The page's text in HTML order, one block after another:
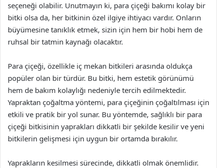
seçeneği olabilir. Unutmayın ki, para çiçeği bakımı kolay bir
bitki olsa da, her bitkinin özel ilgiye ihtiyacı vardır. Onların
büyümesine tanıklık etmek, sizin için hem bir hobi hem de
ruhsal bir tatmin kaynağı olacaktır.
Para çiçeği, özellikle iç mekan bitkileri arasında oldukça
popüler olan bir türdür. Bu bitki, hem estetik görünümü
hem de bakım kolaylığı nedeniyle tercih edilmektedir.
Yapraktan çoğaltma yöntemi, para çiçeğinin çoğaltılması için
etkili ve pratik bir yol sunar. Bu yöntemde, sağlıklı bir para
çiçeği bitkisinin yaprakları dikkatli bir şekilde kesilir ve yeni
bitkilerin gelişmesi için uygun bir ortamda bırakılır.
Yaprakların kesilmesi sürecinde, dikkatli olmak önemlidir.